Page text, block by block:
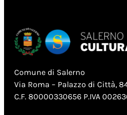
Comune di Salerno
Via Roma – Palazzo di Città,
C.F. 80000330656 P.IVA